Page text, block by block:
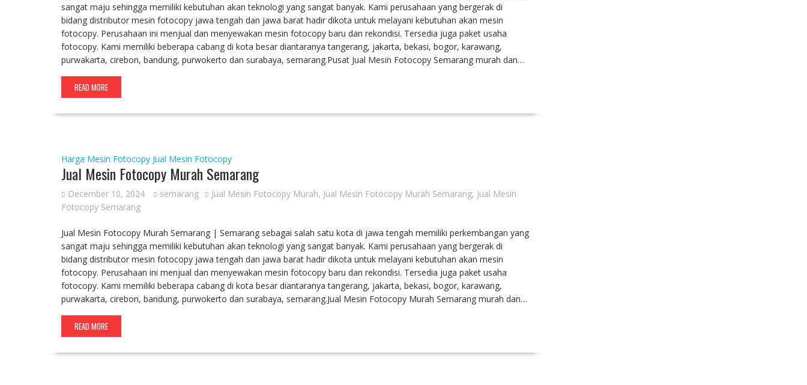
sangat maju sehingga memiliki kebutuhan akan teknologi yang sangat banyak. Kami perusahaan yang bergerak di
bidang distributor mesin fotocopy jawa tengah dan jawa barat hadir dikota untuk melayani kebutuhan akan mesin
fotocopy. Perusahaan ini menjual dan menyewakan mesin fotocopy baru dan rekondisi. Tersedia juga paket usaha
fotocopy. Kami memiliki beberapa cabang di kota besar diantaranya tangerang, jakarta, bekasi, bogor, karawang,
purwakarta, cirebon, bandung, purwokerto dan surabaya, semarang.Pusat Jual Mesin Fotocopy Semarang murah dan…
READ MORE
Harga Mesin Fotocopy Jual Mesin Fotocopy
Jual Mesin Fotocopy Murah Semarang
December 10, 2024 semarang Jual Mesin Fotocopy Murah, Jual Mesin Fotocopy Murah Semarang, Jual Mesin
Fotocopy Semarang
Jual Mesin Fotocopy Murah Semarang | Semarang sebagai salah satu kota di jawa tengah memiliki perkembangan yang
sangat maju sehingga memiliki kebutuhan akan teknologi yang sangat banyak. Kami perusahaan yang bergerak di
bidang distributor mesin fotocopy jawa tengah dan jawa barat hadir dikota untuk melayani kebutuhan akan mesin
fotocopy. Perusahaan ini menjual dan menyewakan mesin fotocopy baru dan rekondisi. Tersedia juga paket usaha
fotocopy. Kami memiliki beberapa cabang di kota besar diantaranya tangerang, jakarta, bekasi, bogor, karawang,
purwakarta, cirebon, bandung, purwokerto dan surabaya, semarang.Jual Mesin Fotocopy Murah Semarang murah dan…
READ MORE